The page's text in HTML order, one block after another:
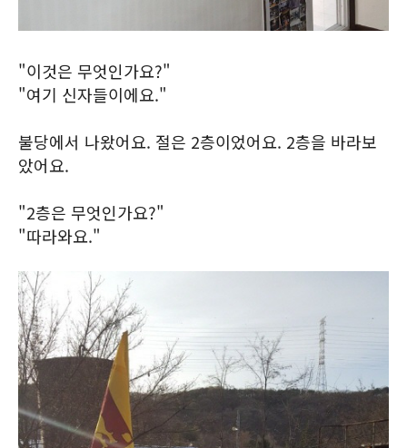
"이것은 무엇인가요?"
"여기 신자들이에요."
불당에서 나왔어요. 절은 2층이었어요. 2층을 바라보
았어요.
"2층은 무엇인가요?"
"따라와요."